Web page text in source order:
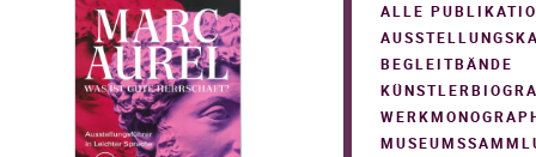
ALLE
BEGLEITBÄNDE